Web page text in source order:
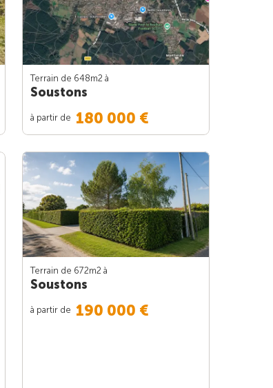
Terrain de 648m2 à
Soustons
à partir de 180 000 €
Terrain de 672m2 à
Soustons
à partir de 190 000 €